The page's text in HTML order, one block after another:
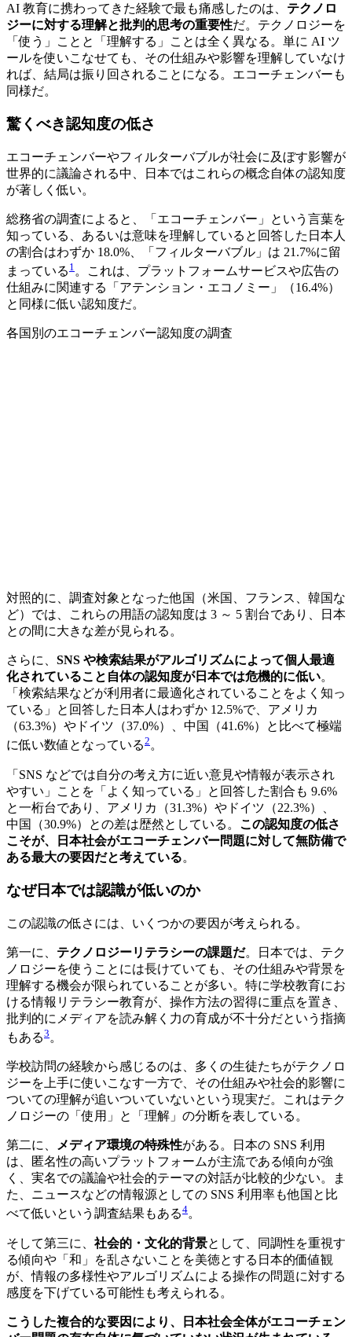
AI 教育に携わってきた経験で最も痛感したのは、 テクノロ
ジーに対する理解と批判的思考の重要性だ。テクノロジーを
「使う」ことと「理解する」ことは全く異なる。単に AI ツ
ールを使いこなせても、その仕組みや影響を理解していなけ
れば、結局は振り回されることになる。エコーチェンバーも
同様だ。
驚くべき認知度の低さ
エコーチェンバーやフィルターバブルが社会に及ぼす影響が
世界的に議論される中、日本ではこれらの概念自体の認知度
が著しく低い。
総務省の調査によると、「エコーチェンバー」という言葉を
知っている、あるいは意味を理解していると回答した日本人
の割合はわずか 18.0%、「フィルターバブル」は 21.7%に留
まっている 1 。これは、プラットフォームサービスや広告の
仕組みに関連する「アテンション・エコノミー」（16.4%）
と同様に低い認知度だ。
各国別のエコーチェンバー認知度の調査
対照的に、調査対象となった他国（米国、フランス、韓国な
ど）では、これらの用語の認知度は 3 ～ 5 割台であり、日本
との間に大きな差が見られる。
さらに、 SNS や検索結果がアルゴリズムによって個人最適
化されていること自体の認知度が日本では危機的に低い。
「検索結果などが利用者に最適化されていることをよく知っ
ている」と回答した日本人はわずか 12.5%で、アメリカ
（63.3%）やドイツ（37.0%）、中国（41.6%）と比べて極端
に低い数値となっている2。
「SNS などでは自分の考え方に近い意見や情報が表示され
やすい」ことを「よく知っている」と回答した割合も 9.6%
と一桁台であり、アメリカ（31.3%）やドイツ（22.3%）、
中国（30.9%）との差は歴然としている。 この認知度の低さ
こそが、日本社会がエコーチェンバー問題に対して無防備で
ある最大の要因だと考えている。
なぜ日本では認識が低いのか
この認識の低さには、いくつかの要因が考えられる。
第一に、 テクノロジーリテラシーの課題だ。日本では、テク
ノロジーを使うことには長けていても、その仕組みや背景を
理解する機会が限られていることが多い。特に学校教育にお
ける情報リテラシー教育が、操作方法の習得に重点を置き、
批判的にメディアを読み解く力の育成が不十分だという指摘
もある3。
学校訪問の経験から感じるのは、多くの生徒たちがテクノロ
ジーを上手に使いこなす一方で、その仕組みや社会的影響に
ついての理解が追いついていないという現実だ。これはテク
ノロジーの「使用」と「理解」の分断を表している。
第二に、 メディア環境の特殊性がある。日本の SNS 利用
は、匿名性の高いプラットフォームが主流である傾向が強
く、実名での議論や社会的テーマの対話が比較的少ない。ま
た、ニュースなどの情報源としての SNS 利用率も他国と比
べて低いという調査結果もある4。
そして第三に、 社会的・文化的背景として、同調性を重視す
る傾向や「和」を乱さないことを美徳とする日本的価値観
が、情報の多様性やアルゴリズムによる操作の問題に対する
感度を下げている可能性も考えられる。
こうした複合的な要因により、日本社会全体がエコーチェン